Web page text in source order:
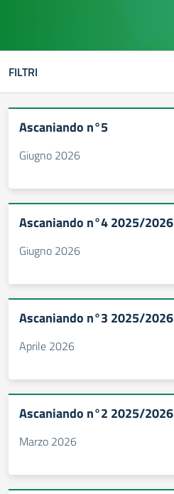
FILTRI
Ascaniando n°5
Giugno 2026
Ascaniando n°4 2025/2026
Giugno 2026
Ascaniando n°3 2025/2026
Aprile 2026
Ascaniando n°2 2025/2026
Marzo 2026